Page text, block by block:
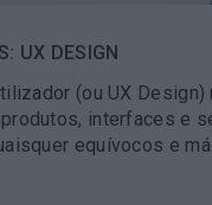
UX DESIGN
(ou UX Design)
interfaces e
equívocos e